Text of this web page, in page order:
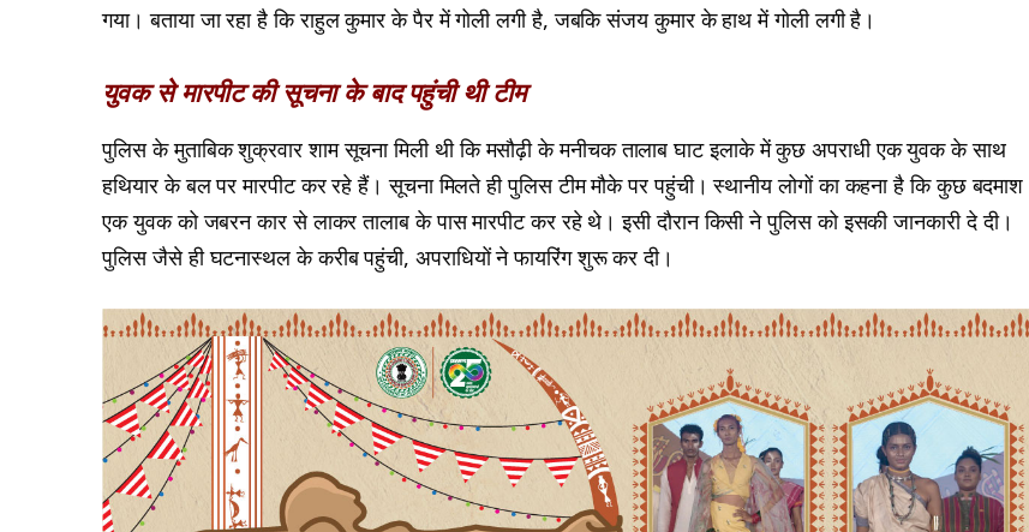
गया। बताया जा रहा है कि राहुल कुमार के पैर में गोली लगी है, जबकि संजय कुमार के हाथ में गोली लगी है।
युवक से मारपीट की सूचना के बाद पहुंची थी टीम
पुलिस के मुताबिक शुक्रवार शाम सूचना मिली थी कि मसौढ़ी के मनीचक तालाब घाट इलाके में कुछ अपराधी एक युवक के साथ
हथियार के बल पर मारपीट कर रहे हैं। सूचना मिलते ही पुलिस टीम मौके पर पहुंची। स्थानीय लोगों का कहना है कि कुछ बदमाश
एक युवक को जबरन कार से लाकर तालाब के पास मारपीट कर रहे थे। इसी दौरान किसी ने पुलिस को इसकी जानकारी दे दी।
पुलिस जैसे ही घटनास्थल के करीब पहुंची, अपराधियों ने फायरिंग शुरू कर दी।